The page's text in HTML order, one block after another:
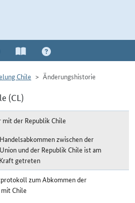
Chile Änderungshistorie
(CL)
der Republik Chile
zwischen der
und der Republik Chile ist am
getreten
zum Abkommen der
Chile